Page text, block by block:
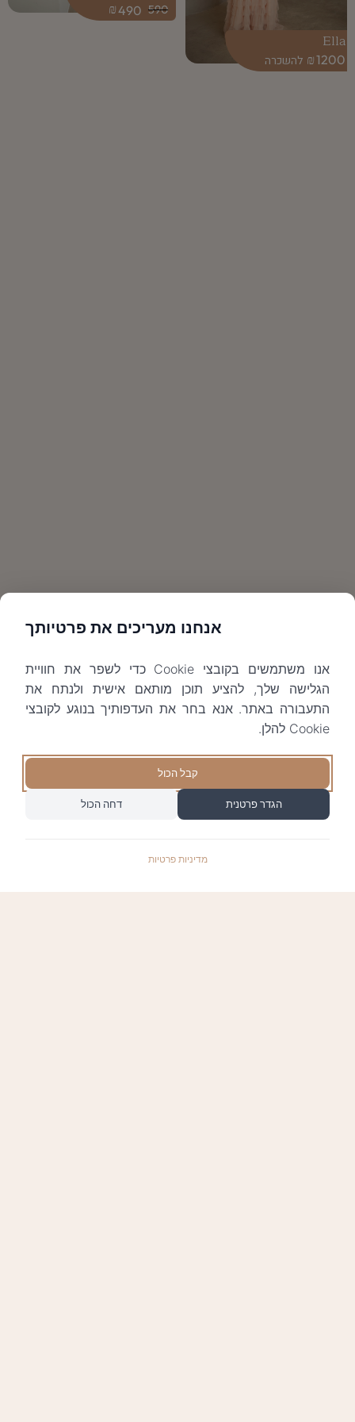
1200
₪
Ella
590
490
₪
אנחנו מעריכים את פרטיותך
אנו משתמשים בקובצי Cookie כדי לשפר את חוויית
הגלישה שלך, להציע תוכן מותאם אישית ולנתח את
התעבורה באתר. אנא בחר את העדפותיך בנוגע לקובצי
Cookie להלן.
קבל הכול
הגדר פרטנית דחה הכול
מדיניות פרטיות